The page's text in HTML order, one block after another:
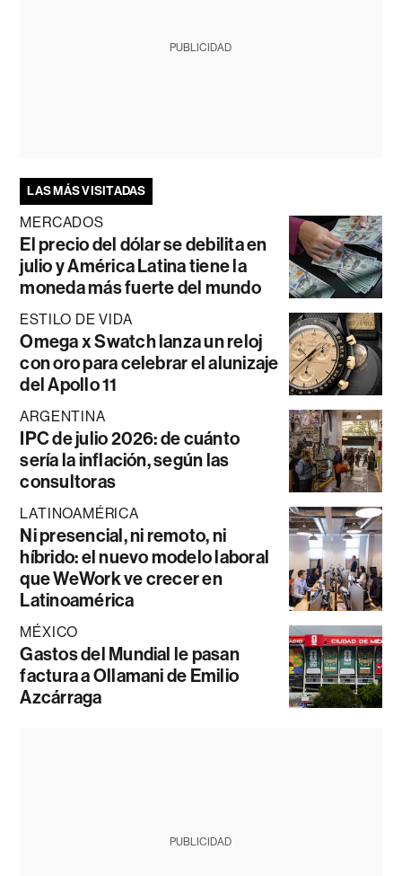
PUBLICIDAD
LAS MÁS VISITADAS
MERCADOS
El precio del dólar se debilita en
julio y América Latina tiene la
moneda más fuerte del mundo
ESTILO DE VIDA
Omega x Swatch lanza un reloj
con oro para celebrar el alunizaje
del Apollo 11
ARGENTINA
IPC de julio 2026: de cuánto
sería la inflación, según las
consultoras
LATINOAMÉRICA
Ni presencial, ni remoto, ni
híbrido: el nuevo modelo laboral
que WeWork ve crecer en
Latinoamérica
MÉXICO
Gastos del Mundial le pasan
factura a Ollamani de Emilio
Azcárraga
PUBLICIDAD